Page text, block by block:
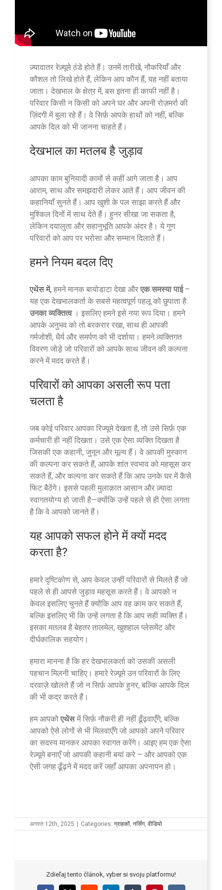
ज़्यादातर रेज़्यूमे ठंडे होते हैं। उनमें तारीखें, नौकरियाँ और
कौशल तो लिखे होते हैं, लेकिन आप कौन हैं, यह नहीं बताया
जाता। देखभाल के क्षेत्र में, बस इतना ही काफी नहीं है।
परिवार किसी न किसी को अपने घर और अपनी रोज़मर्रा की
ज़िंदगी में बुला रहे हैं। वे सिर्फ़ आपके हाथों को नहीं, बल्कि
आपके दिल को भी जानना चाहते हैं।
देखभाल का मतलब है जुड़ाव
आपका काम बुनियादी कामों से कहीं आगे जाता है। आप
आराम, साथ और समझदारी लेकर आते हैं। आप जीवन की
कहानियाँ सुनते हैं। आप खुशी के पल साझा करते हैं और
मुश्किल दिनों में साथ देते हैं। हुनर सीखा जा सकता है,
लेकिन दयालुता और सहानुभूति आपके अंदर है। ये गुण
परिवारों को आप पर भरोसा और सम्मान दिलाते हैं।
हमने नियम बदल दिए
एथेंस में, हमने मानक बायोडाटा देखा और एक समस्या पाई–
यह एक देखभालकर्ता के सबसे महत्वपूर्ण पहलू को छुपाता है:
उनका व्यक्तित्व। इसलिए हमने इसे नया रूप दिया। हमने
आपके अनुभव को तो बरकरार रखा, साथ ही आपकी
गर्मजोशी, धैर्य और समर्पण को भी दर्शाया। हमने व्यक्तिगत
विवरण जोड़े जो परिवारों को आपके साथ जीवन की कल्पना
करने में मदद करते हैं।
परिवारों को आपका असली रूप पता
चलता है
जब कोई परिवार आपका रिज्यूमे देखता है, तो उसे सिर्फ़ एक
कर्मचारी ही नहीं दिखता। उसे एक ऐसा व्यक्ति दिखता है
जिसकी एक कहानी, जुनून और मूल्य हैं। वे आपकी मुस्कान
की कल्पना कर सकते हैं, आपके शांत स्वभाव को महसूस कर
सकते हैं, और कल्पना कर सकते हैं कि आप उनके घर में कैसे
फिट बैठेंगे। इससे पहली मुलाक़ात आसान और ज़्यादा
स्वागतयोग्य हो जाती है—क्योंकि उन्हें पहले से ही ऐसा लगता
है कि वे आपको जानते हैं।
यह आपको सफल होने में क्यों मदद
करता है?
हमारे दृष्टिकोण से, आप केवल उन्हीं परिवारों से मिलते हैं जो
पहले से ही आपसे जुड़ाव महसूस करते हैं। वे आपको न
केवल इसलिए चुनते हैं क्योंकि आप वह काम कर सकते हैं,
बल्कि इसलिए भी कि उन्हें लगता है कि आप सही व्यक्ति हैं।
इसका मतलब है बेहतर तालमेल, खुशहाल प्लेसमेंट और
दीर्घकालिक सहयोग।
हमारा मानना है कि हर देखभालकर्ता को उसकी असली
पहचान मिलनी चाहिए। हमारे रेज़्यूमे उन परिवारों के लिए
दरवाज़े खोलते हैं जो न सिर्फ़ आपके हुनर, बल्कि आपके दिल
की भी कद्र करते हैं।
हम आपकोएथेंस में सिर्फ़ नौकरी ही नहीं ढूँढ़वाएँगे, बल्कि
आपको ऐसे लोगों से भी मिलवाएँगे जो आपको अपने परिवार
का सदस्य मानकर आपका स्वागत करेंगे। आइए हम एक ऐसा
रेज़्यूमे बनाएँ जो आपकी कहानी बयां करे – और आपको एक
ऐसी जगह ढूँढ़ने में मदद करें जहाँ आपका अपनापन हो।
अगस्त 12th, 2025 | Categories: ग्राहकों, नर्सिंग, वीडियो
Zdieľaj tento článok, vyber si svoju platformu!